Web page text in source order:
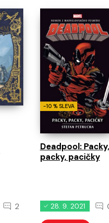
2
-10 % SLEVA
Deadpool: Packy,
packy, pacičky
28. 9. 2021